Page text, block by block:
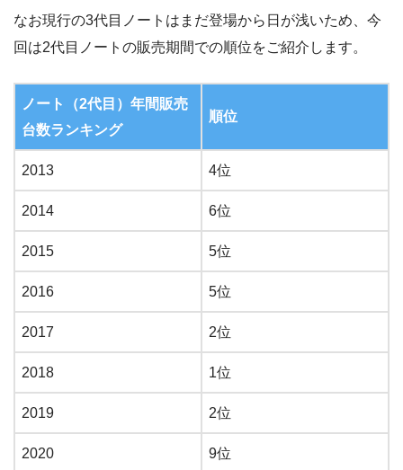
なお現行の3代目ノートはまだ登場から日が浅いため、今
回は2代目ノートの販売期間での順位をご紹介します。
ノート（2代目）年間販売
台数ランキング
順位
2013 4位
2014 6位
2015 5位
2016 5位
2017 2位
2018 1位
2019 2位
2020 9位